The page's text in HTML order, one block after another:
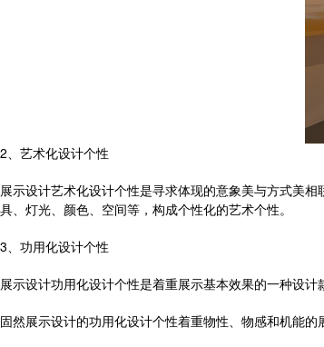
2、艺术化设计个性
展示设计艺术化设计个性是寻求体现的意象美与方式美
具、灯光、颜色、空间等，构成个性化的艺术个性。
3、功用化设计个性
展示设计功用化设计个性是着重展示基本效果的一种设
固然展示设计的功用化设计个性着重物性、物感和机能